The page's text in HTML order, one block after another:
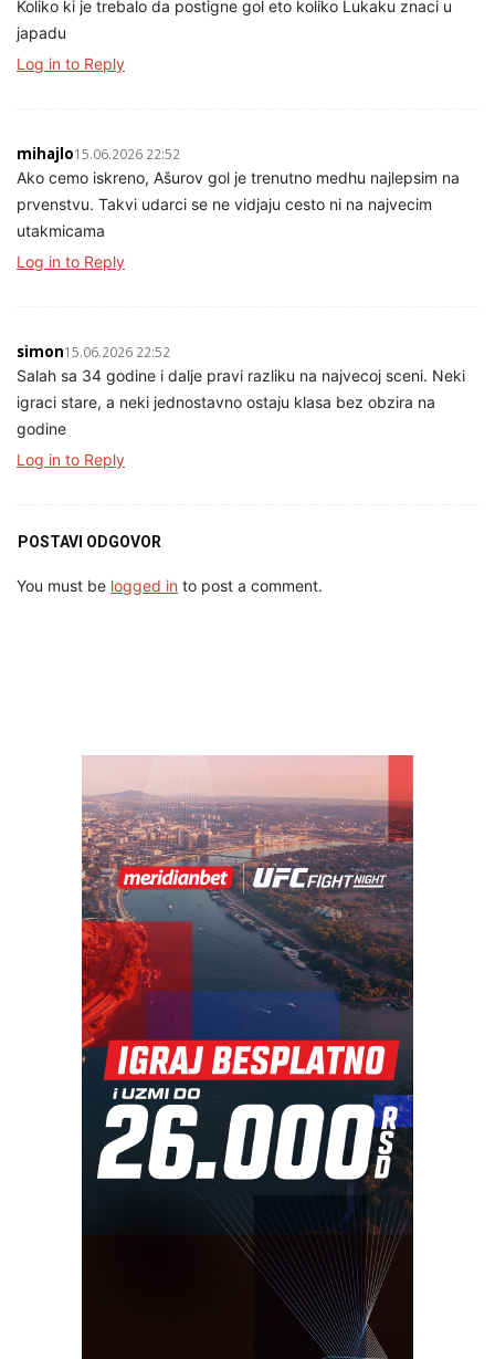
Koliko ki je trebalo da postigne gol eto koliko Lukaku znaci u
japadu
Log in to Reply
mihajlo15.06.2026 22:52
Ako cemo iskreno, Ašurov gol je trenutno medhu najlepsim na
prvenstvu. Takvi udarci se ne vidjaju cesto ni na najvecim
utakmicama
Log in to Reply
simon15.06.2026 22:52
Salah sa 34 godine i dalje pravi razliku na najvecoj sceni. Neki
igraci stare, a neki jednostavno ostaju klasa bez obzira na
godine
Log in to Reply
POSTAVI ODGOVOR
You must be logged in to post a comment.